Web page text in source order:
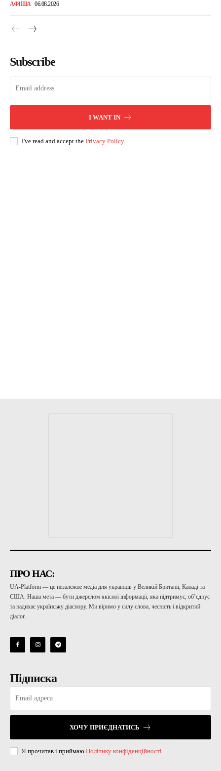
АФІША 06.08.2026
Subscribe
I WANT IN
I've read and accept the Privacy Policy.
ПРО НАС:
UA-Platform — це незалежне медіа для українців у Великій Британії, Канаді та
США. Наша мета — бути джерелом якісної інформації, яка підтримує, об’єднує
та надихає українську діаспору. Ми віримо у силу слова, чесність і відкритий
діалог.
Підписка
ХОЧУ ПРИЄДНАТИСЬ
Я прочитав і приймаю Політику конфіденційності